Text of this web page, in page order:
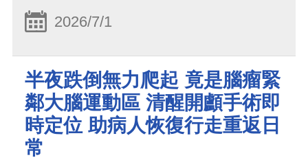
2026/7/1
半夜跌倒無力爬起 竟是腦瘤緊
鄰大腦運動區 清醒開顱手術即
時定位 助病人恢復行走重返日
常